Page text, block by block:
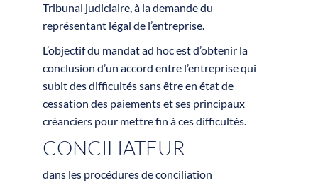
Tribunal judiciaire, à la demande du
représentant légal de l’entreprise.
L’objectif du mandat ad hoc est d’obtenir la
conclusion d’un accord entre l’entreprise qui
subit des difficultés sans être en état de
cessation des paiements et ses principaux
créanciers pour mettre fin à ces difficultés.
CONCILIATEUR
dans les procédures de conciliation